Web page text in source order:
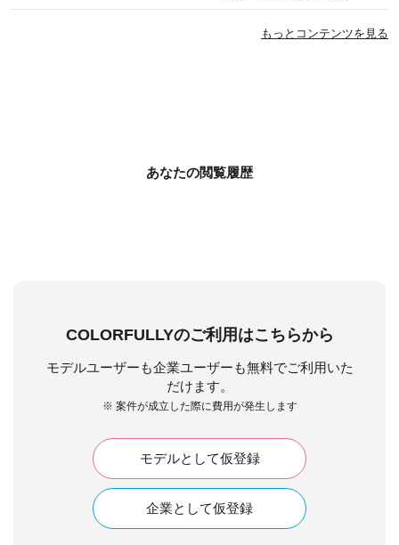
もっとコンテンツを見る
あなたの閲覧履歴
COLORFULLYのご利用はこちらから
モデルユーザーも企業ユーザーも無料でご利用いた
だけます。
※ 案件が成立した際に費用が発生します
モデルとして仮登録
企業として仮登録